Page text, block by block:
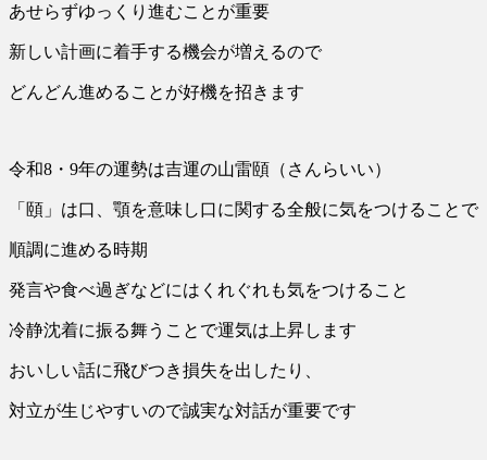
あせらずゆっくり進むことが重要
新しい計画に着手する機会が増えるので
どんどん進めることが好機を招きます
令和8・9年の運勢は吉運の山雷頤（さんらいい）
「頤」は口、顎を意味し口に関する全般に気をつけることで
順調に進める時期
発言や食べ過ぎなどにはくれぐれも気をつけること
冷静沈着に振る舞うことで運気は上昇します
おいしい話に飛びつき損失を出したり、
対立が生じやすいので誠実な対話が重要です